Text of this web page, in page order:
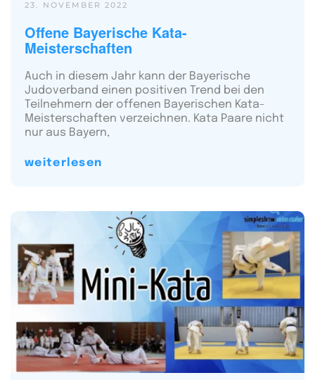
23. NOVEMBER 2022
Offene Bayerische Kata-
Meisterschaften
Auch in diesem Jahr kann der Bayerische
Judoverband einen positiven Trend bei den
Teilnehmern der offenen Bayerischen Kata-
Meisterschaften verzeichnen. Kata Paare nicht
nur aus Bayern,
weiterlesen